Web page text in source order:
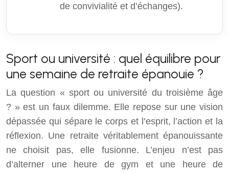
de convivialité et d’échanges).
Sport ou université : quel équilibre pour
une semaine de retraite épanouie ?
La question « sport ou université du troisième âge
? » est un faux dilemme. Elle repose sur une vision
dépassée qui sépare le corps et l’esprit, l’action et la
réflexion. Une retraite véritablement épanouissante
ne choisit pas, elle fusionne. L’enjeu n’est pas
d’alterner une heure de gym et une heure de